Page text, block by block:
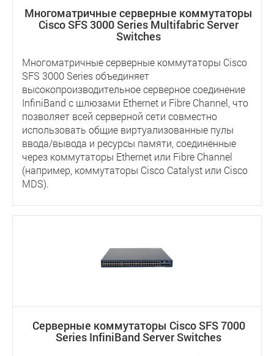
Многоматричные серверные коммутаторы
Cisco SFS 3000 Series Multifabric Server
Switches
Многоматричные серверные коммутаторы Cisco
SFS 3000 Series объединяет
высокопроизводительное серверное соединение
InfiniBand с шлюзами Ethernet и Fibre Channel, что
позволяет всей серверной сети совместно
использовать общие виртуализованные пулы
ввода/вывода и ресурсы памяти, соединенные
через коммутаторы Ethernet или Fibre Channel
(например, коммутаторы Cisco Catalyst или Cisco
MDS).
Серверные коммутаторы Cisco SFS 7000
Series InfiniBand Server Switches